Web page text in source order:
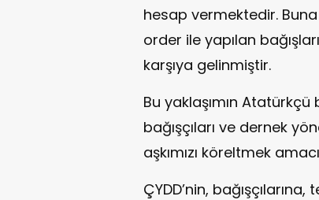
hesap vermektedir.
order ile yapılan
karşıya gelinmiştir.
Bu yaklaşımın
bağışçıları ve dernek
aşkımızı köreltmek
ÇYDD’nin,